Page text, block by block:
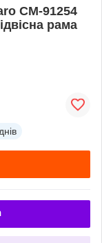
CM-91254
рама